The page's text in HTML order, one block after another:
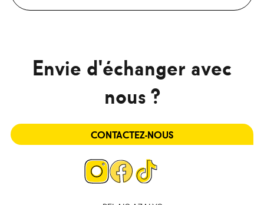
Envie d'échanger avec
nous ?
CONTACTEZ-NOUS
Page
Instagram
Page
Facebook